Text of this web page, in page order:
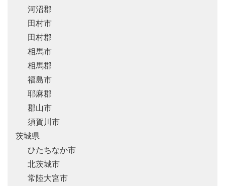
河沼郡
田村市
田村郡
相馬市
相馬郡
福島市
耶麻郡
郡山市
須賀川市
茨城県
ひたちなか市
北茨城市
常陸大宮市